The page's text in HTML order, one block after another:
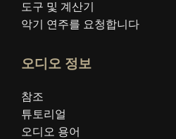
도구 및 계산기
악기 연주를 요청합니다
오디오 정보
참조
튜토리얼
오디오 용어